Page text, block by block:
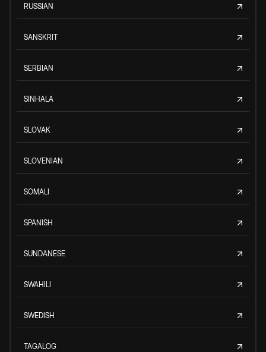
RUSSIAN
SANSKRIT
SERBIAN
SINHALA
SLOVAK
SLOVENIAN
SOMALI
SPANISH
SUNDANESE
SWAHILI
SWEDISH
TAGALOG